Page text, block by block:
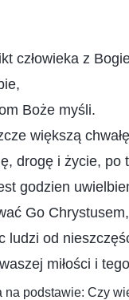
człowieka z
Boże myśli.
większą
drogę i życie, po
godzien
Go
ludzi od
miłości i
na podstawie: Czy